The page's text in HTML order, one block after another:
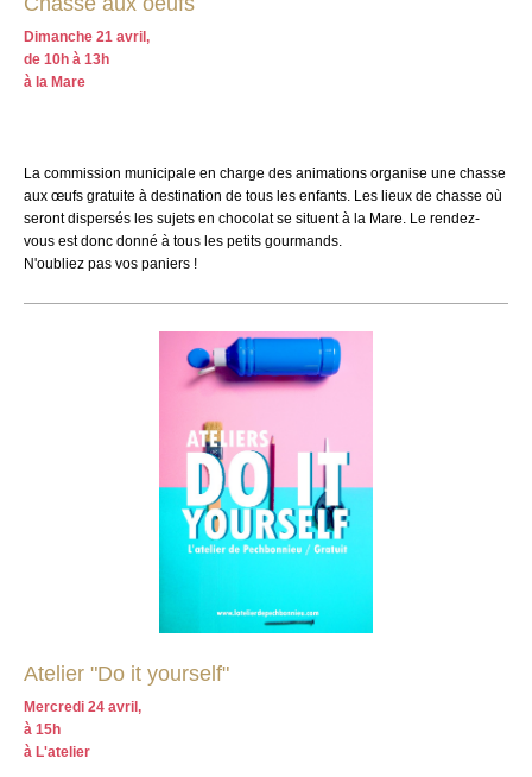
Dimanche 21 avril,
de 10h à 13h
à la Mare
La commission municipale en charge des animations organise une chasse
aux œufs gratuite à destination de tous les enfants. Les lieux de chasse où
seront dispersés les sujets en chocolat se situent à la Mare. Le rendez-
vous est donc donné à tous les petits gourmands.
N'oubliez pas vos paniers !
Atelier "Do it yourself"
Mercredi 24 avril,
à 15h
à L'atelier